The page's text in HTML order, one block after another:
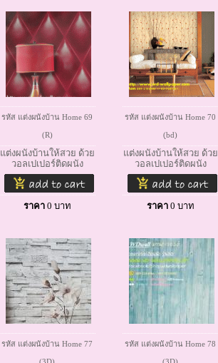
รหัส แต่งผนังบ้าน Home 69
(R)
แต่งผนังบ้านให้สวย ด้วย
วอลเปเปอร์ติดผนัง
ราคา 0 บาท
รหัส แต่งผนังบ้าน Home 70
(ฺbd)
แต่งผนังบ้านให้สวย ด้วย
วอลเปเปอร์ติดผนัง
ราคา 0 บาท
รหัส แต่งผนังบ้าน Home 77 รหัส แต่งผนังบ้าน Home 78